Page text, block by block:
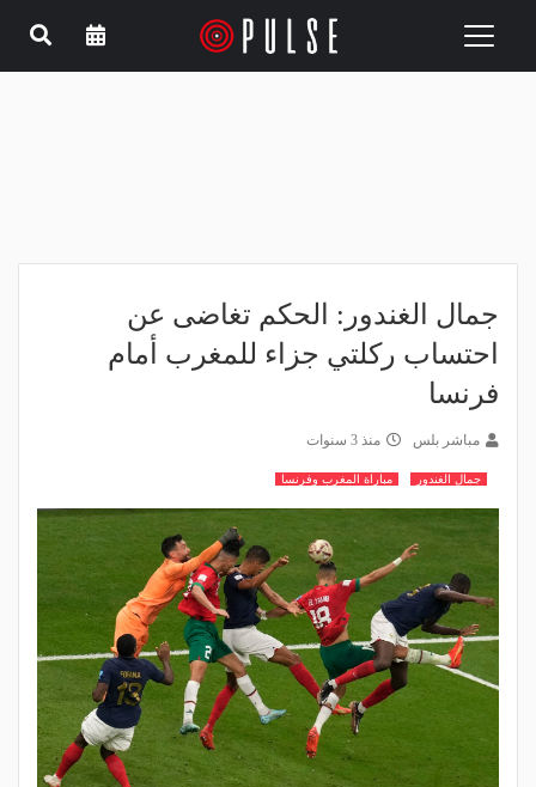
Toggle
جمال الغندور: الحكم تغاضى عن
احتساب ركلتي جزاء للمغرب أمام
فرنسا
مباشر بلس منذ 3 سنوات
جمال الغندور مباراة المغرب وفرنسا